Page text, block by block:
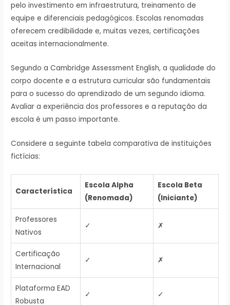
pelo investimento em infraestrutura, treinamento de
equipe e diferenciais pedagógicos. Escolas renomadas
oferecem credibilidade e, muitas vezes, certificações
aceitas internacionalmente.
Segundo a Cambridge Assessment English, a qualidade do
corpo docente e a estrutura curricular são fundamentais
para o sucesso do aprendizado de um segundo idioma.
Avaliar a experiência dos professores e a reputação da
escola é um passo importante.
Considere a seguinte tabela comparativa de instituições
fictícias:
Característica
Escola Alpha
(Renomada)
Escola Beta
(Iniciante)
Professores
Nativos
✓ ✗
Certificação
Internacional
✓ ✗
Plataforma EAD
Robusta
✓ ✓